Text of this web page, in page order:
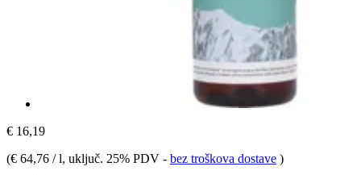
€ 16,19
(€ 64,76 / l, uključ. 25% PDV - bez troškova dostave )